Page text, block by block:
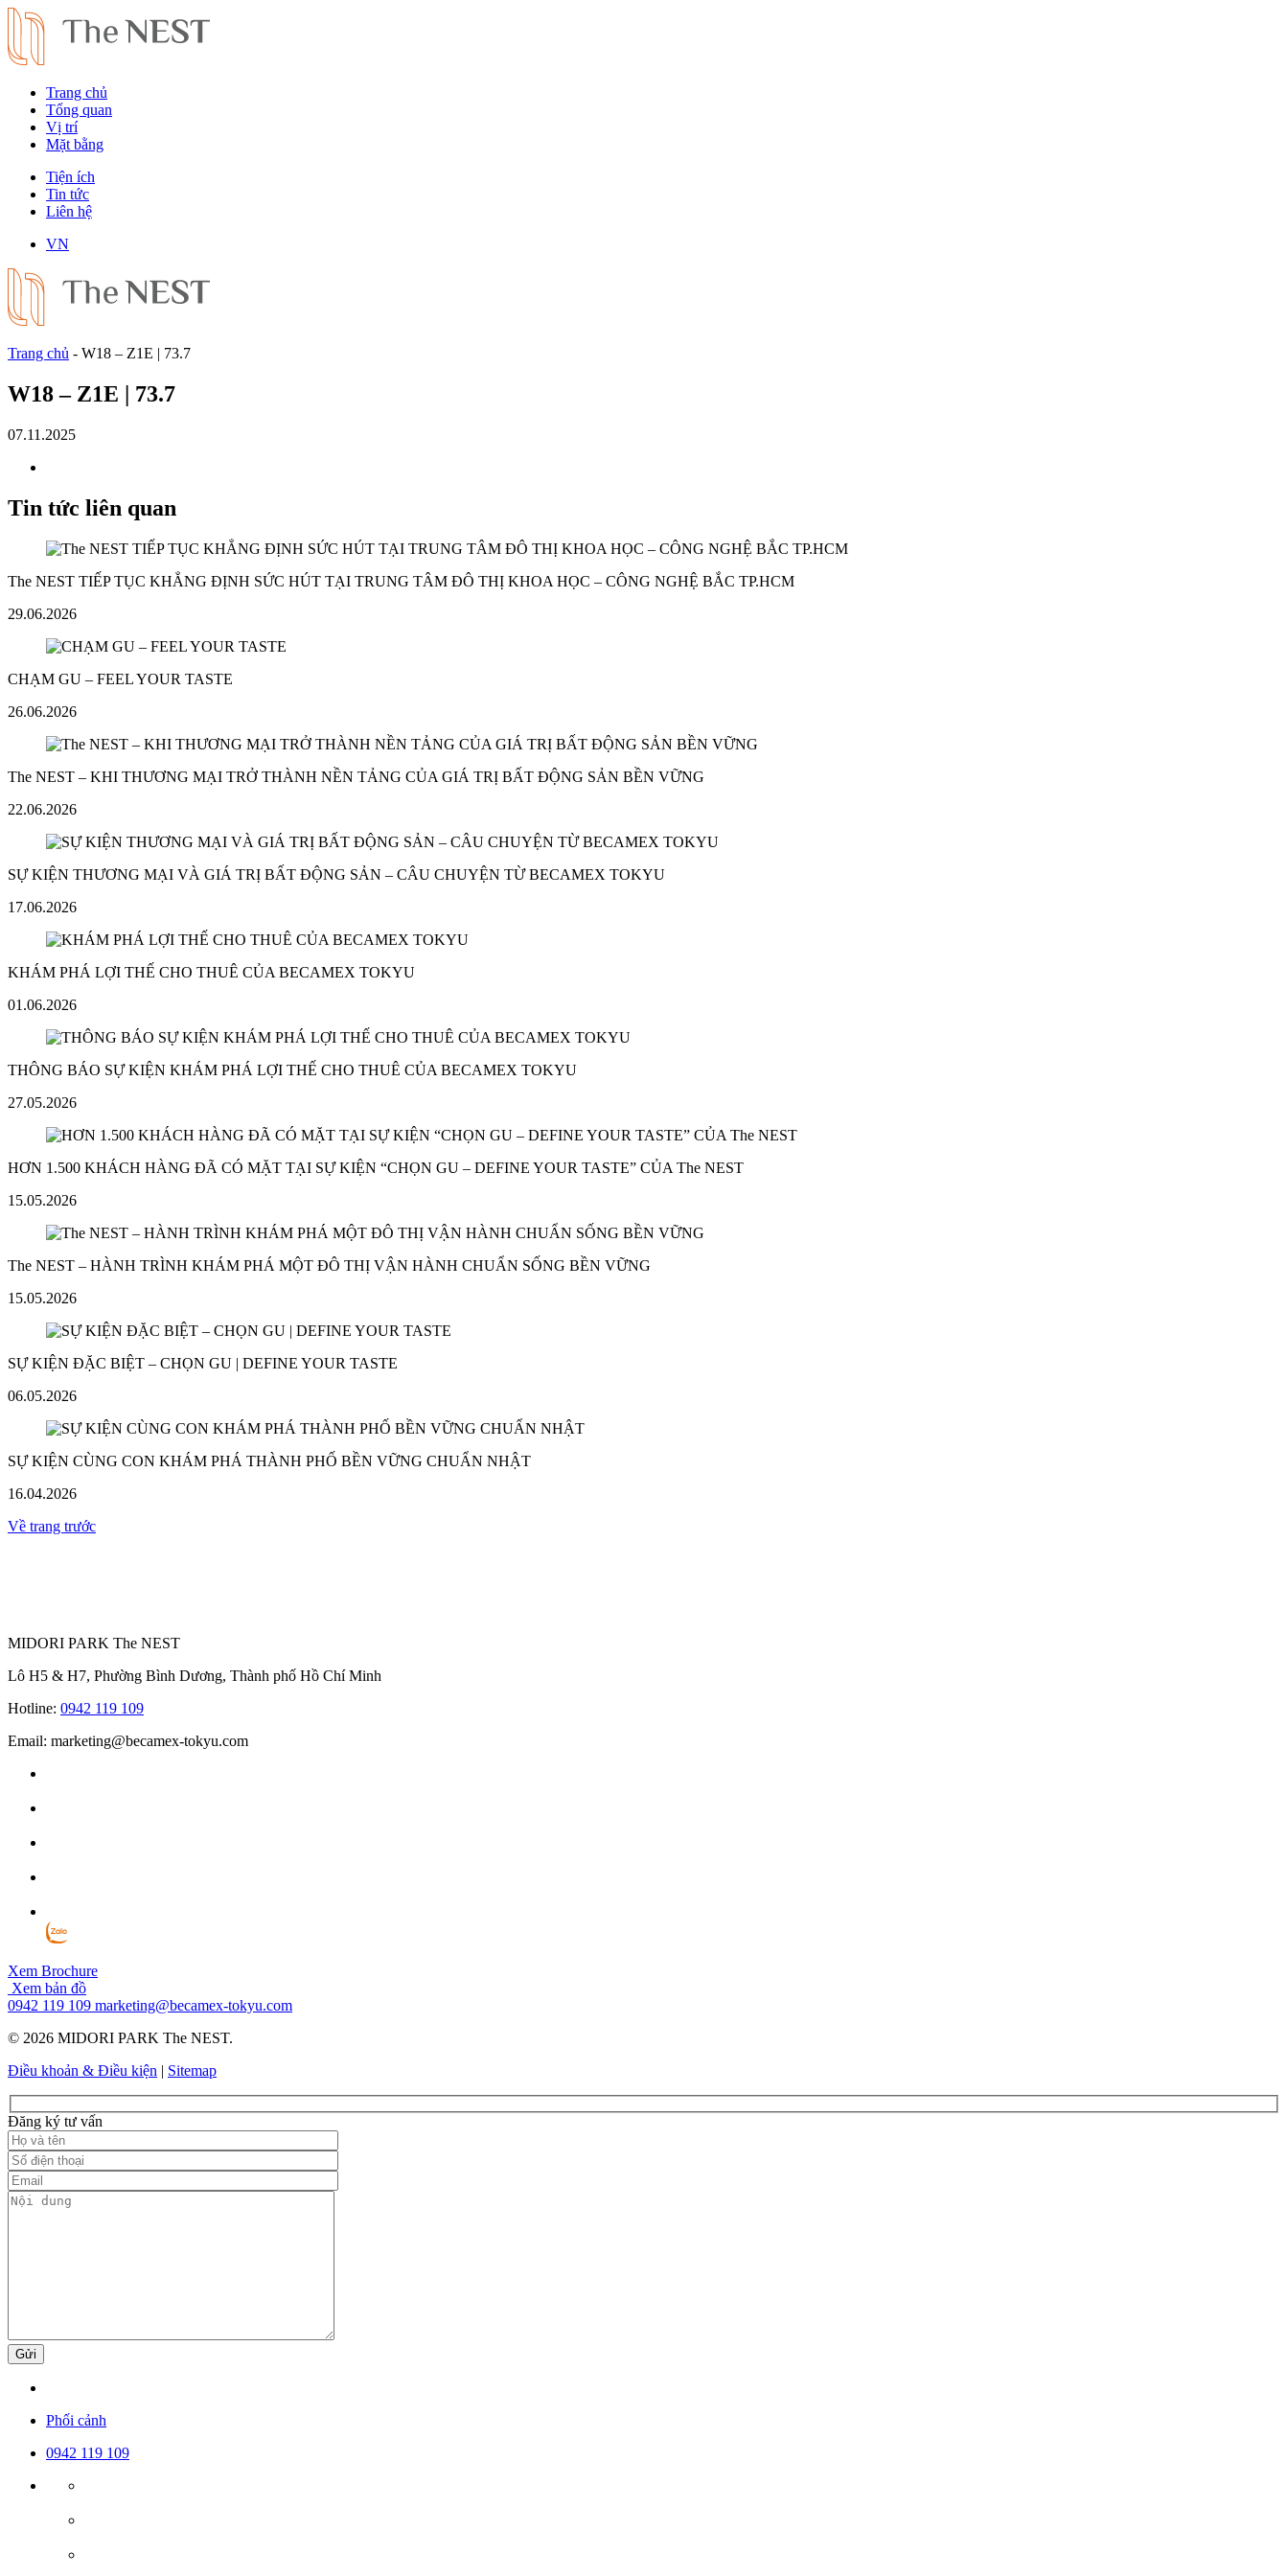
Trang chủ
Tổng quan
Vị trí
Mặt bằng
Tiện ích
Tin tức
Liên hệ
VN
Trang chủ - W18 – Z1E | 73.7
W18 – Z1E | 73.7
07.11.2025
Tin tức liên quan
The NEST TIẾP TỤC KHẲNG ĐỊNH SỨC HÚT TẠI TRUNG TÂM ĐÔ THỊ KHOA HỌC – CÔNG NGHỆ BẮC TP.HCM
29.06.2026
CHẠM GU – FEEL YOUR TASTE
26.06.2026
The NEST – KHI THƯƠNG MẠI TRỞ THÀNH NỀN TẢNG CỦA GIÁ TRỊ BẤT ĐỘNG SẢN BỀN VỮNG
22.06.2026
SỰ KIỆN THƯƠNG MẠI VÀ GIÁ TRỊ BẤT ĐỘNG SẢN – CÂU CHUYỆN TỪ BECAMEX TOKYU
17.06.2026
KHÁM PHÁ LỢI THẾ CHO THUÊ CỦA BECAMEX TOKYU
01.06.2026
THÔNG BÁO SỰ KIỆN KHÁM PHÁ LỢI THẾ CHO THUÊ CỦA BECAMEX TOKYU
27.05.2026
HƠN 1.500 KHÁCH HÀNG ĐÃ CÓ MẶT TẠI SỰ KIỆN “CHỌN GU – DEFINE YOUR TASTE” CỦA The NEST
15.05.2026
The NEST – HÀNH TRÌNH KHÁM PHÁ MỘT ĐÔ THỊ VẬN HÀNH CHUẨN SỐNG BỀN VỮNG
15.05.2026
SỰ KIỆN ĐẶC BIỆT – CHỌN GU | DEFINE YOUR TASTE
06.05.2026
SỰ KIỆN CÙNG CON KHÁM PHÁ THÀNH PHỐ BỀN VỮNG CHUẨN NHẬT
16.04.2026
Về trang trước
MIDORI PARK The NEST
Lô H5 & H7, Phường Bình Dương, Thành phố Hồ Chí Minh
Hotline: 0942 119 109
Email: marketing@becamex-tokyu.com
Xem Brochure
Xem bản đồ
0942 119 109 marketing@becamex-tokyu.com
© 2026 MIDORI PARK The NEST.
Điều khoản & Điều kiện | Sitemap
Đăng ký tư vấn
Gửi
Phối cảnh
0942 119 109